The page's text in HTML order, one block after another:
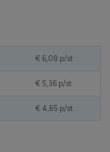
€ 6,08 p/st
€ 5,36p/st
€ 4,65 p/st